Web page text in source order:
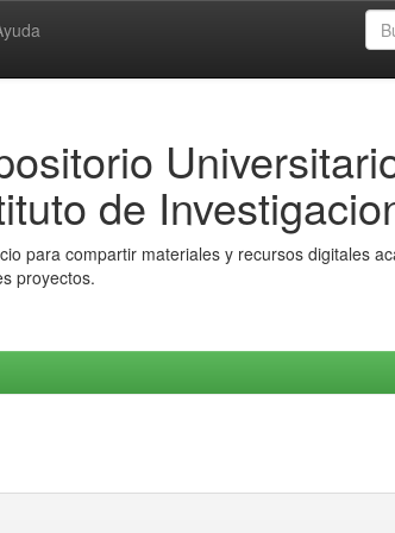
de
para compartir materiales y recursos digitales
proyectos.